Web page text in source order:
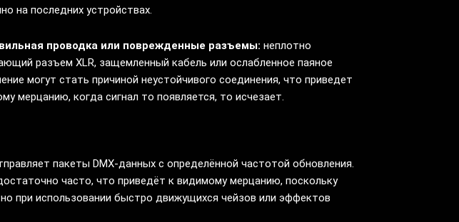
на последних устройствах.
проводка или поврежденные разъемы: неплотно
разъем XLR, защемленный кабель или ослабленное паяное
могут стать причиной неустойчивого соединения, что приведет
мерцанию, когда сигнал то появляется, то исчезает.
пакеты DMX-данных с определённой частотой обновления.
часто, что приведёт к видимому мерцанию, поскольку
при использовании быстро движущихся чейзов или эффектов